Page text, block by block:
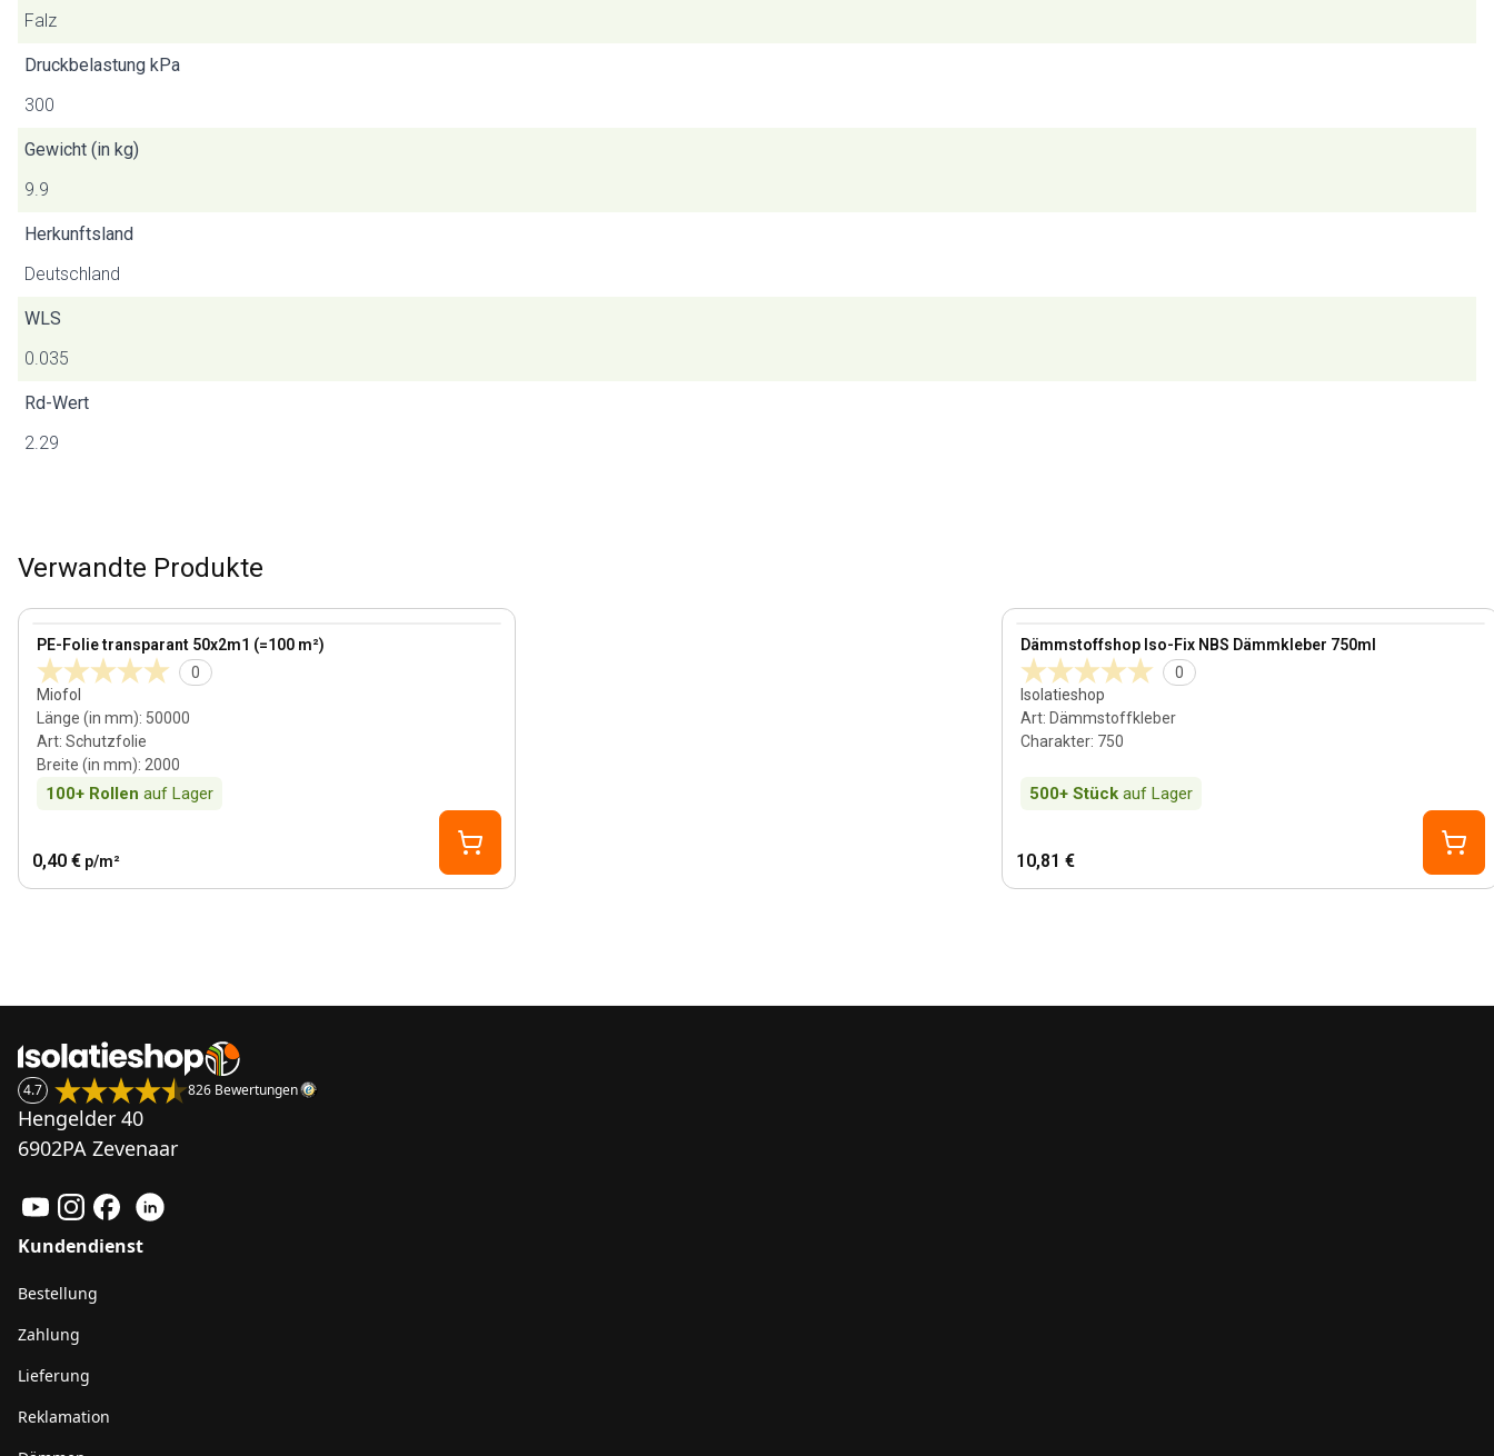
Falz
Druckbelastung kPa
300
Gewicht (in kg)
9.9
Herkunftsland
Deutschland
WLS
0.035
Rd-Wert
2.29
Verwandte Produkte
PE-Folie transparant 50x2m1 (=100 m²)
0
Miofol
Länge (in mm): 50000
Art: Schutzfolie
Breite (in mm): 2000
100+ Rollen auf Lager
View product
0,40 € p/m²
Dämmstoffshop Iso-Fix NBS Dämmkleber 750ml
0
Isolatieshop
Art: Dämmstoffkleber
Charakter: 750
500+ Stück auf Lager
View product
10,81 €
4.7 826 Bewertungen
Hengelder 40
6902PA Zevenaar
Kundendienst
Bestellung
Zahlung
Lieferung
Reklamation